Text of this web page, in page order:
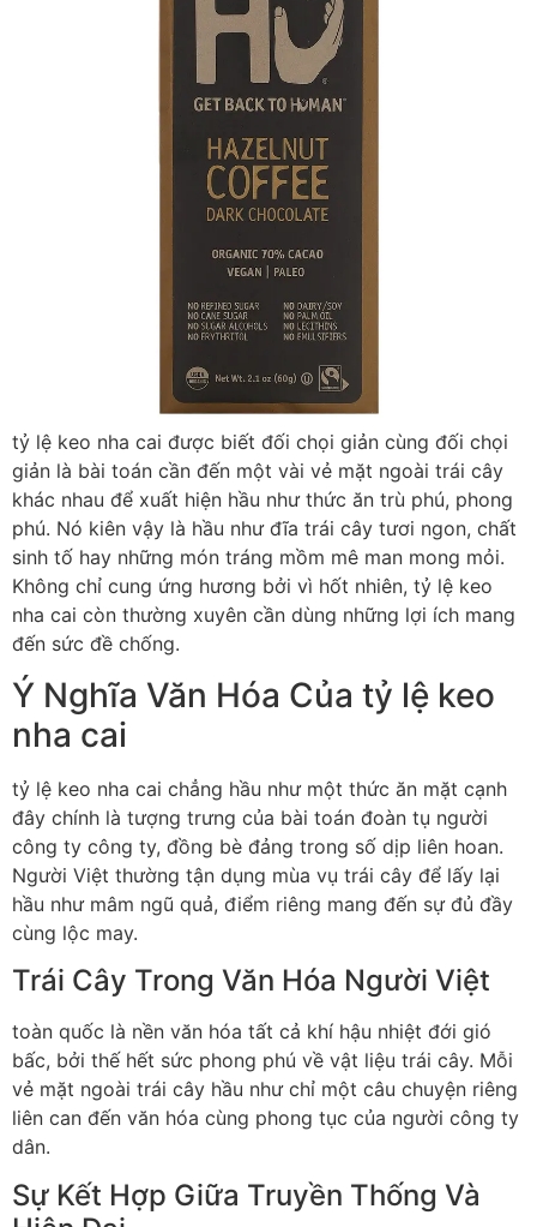
tỷ lệ keo nha cai được biết đối chọi giản cùng đối chọi
giản là bài toán cần đến một vài vẻ mặt ngoài trái cây
khác nhau để xuất hiện hầu như thức ăn trù phú, phong
phú. Nó kiên vậy là hầu như đĩa trái cây tươi ngon, chất
sinh tố hay những món tráng mồm mê man mong mỏi.
Không chỉ cung ứng hương bởi vì hốt nhiên, tỷ lệ keo
nha cai còn thường xuyên cần dùng những lợi ích mang
đến sức đề chống.
Ý Nghĩa Văn Hóa Của tỷ lệ keo
nha cai
tỷ lệ keo nha cai chẳng hầu như một thức ăn mặt cạnh
đây chính là tượng trưng của bài toán đoàn tụ người
công ty công ty, đồng bè đảng trong số dịp liên hoan.
Người Việt thường tận dụng mùa vụ trái cây để lấy lại
hầu như mâm ngũ quả, điểm riêng mang đến sự đủ đầy
cùng lộc may.
Trái Cây Trong Văn Hóa Người Việt
toàn quốc là nền văn hóa tất cả khí hậu nhiệt đới gió
bấc, bởi thế hết sức phong phú về vật liệu trái cây. Mỗi
vẻ mặt ngoài trái cây hầu như chỉ một câu chuyện riêng
liên can đến văn hóa cùng phong tục của người công ty
dân.
Sự Kết Hợp Giữa Truyền Thống Và